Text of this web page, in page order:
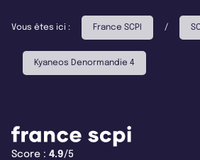
Vous êtes ici : France SCPI /
Kyaneos Denormandie 4
Score : 4.9/5